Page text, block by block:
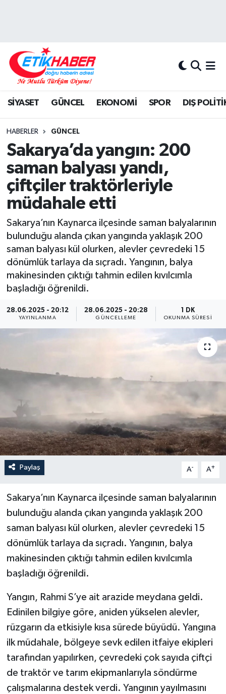
SİYASET GÜNCEL EKONOMİ SPOR DIŞ
HABERLER GÜNCEL
Sakarya’da yangın: 200
saman balyası yandı,
çiftçiler traktörleriyle
müdahale etti
Sakarya’nın Kaynarca ilçesinde saman balyalarının
bulunduğu alanda çıkan yangında yaklaşık 200
saman balyası kül olurken, alevler çevredeki 15
dönümlük tarlaya da sıçradı. Yangının, balya
makinesinden çıktığı tahmin edilen kıvılcımla
başladığı öğrenildi.
28.06.2025 - 20:12
YAYINLANMA
28.06.2025 - 20:28
GÜNCELLEME
1 DK
OKUNMA SÜRESI
Paylaş A- A+
Sakarya’nın Kaynarca ilçesinde saman balyalarının
bulunduğu alanda çıkan yangında yaklaşık 200
saman balyası kül olurken, alevler çevredeki 15
dönümlük tarlaya da sıçradı. Yangının, balya
makinesinden çıktığı tahmin edilen kıvılcımla
başladığı öğrenildi.
Yangın, Rahmi S’ye ait arazide meydana geldi.
Edinilen bilgiye göre, aniden yükselen alevler,
rüzgarın da etkisiyle kısa sürede büyüdü. Yangına
ilk müdahale, bölgeye sevk edilen itfaiye ekipleri
tarafından yapılırken, çevredeki çok sayıda çiftçi
de traktör ve tarım ekipmanlarıyla söndürme
çalışmalarına destek verdi. Yangının yayılmasını
DIŞ POLİTİKA
KÖŞE YAZILARI
KÜLTÜR-SANAT-MAGAZİN
MEDYA
ÖZEL HABER
RÖPORTAJLAR
SAĞLIK
SİYASET
SPOR
Yerel
Hava Durumu
Tüm Manşetler
Son Dakika Haberleri
Haber Arşivi